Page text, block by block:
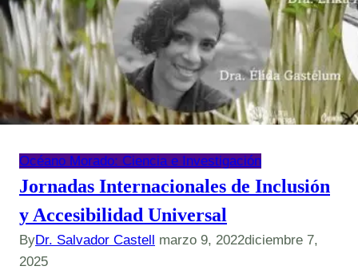
Océano Morado: Ciencia e Investigación
Jornadas Internacionales de Inclusión
y Accesibilidad Universal
ByDr. Salvador Castell marzo 9, 2022diciembre 7,
2025